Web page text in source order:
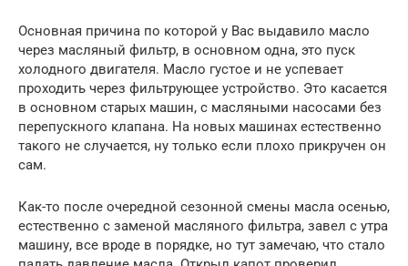
Основная причина по которой у Вас выдавило масло
через масляный фильтр, в основном одна, это пуск
холодного двигателя. Масло густое и не успевает
проходить через фильтрующее устройство. Это касается
в основном старых машин, с масляными насосами без
перепускного клапана. На новых машинах естественно
такого не случается, ну только если плохо прикручен он
сам.
Как-то после очередной сезонной смены масла осенью,
естественно с заменой масляного фильтра, завел с утра
машину, все вроде в порядке, но тут замечаю, что стало